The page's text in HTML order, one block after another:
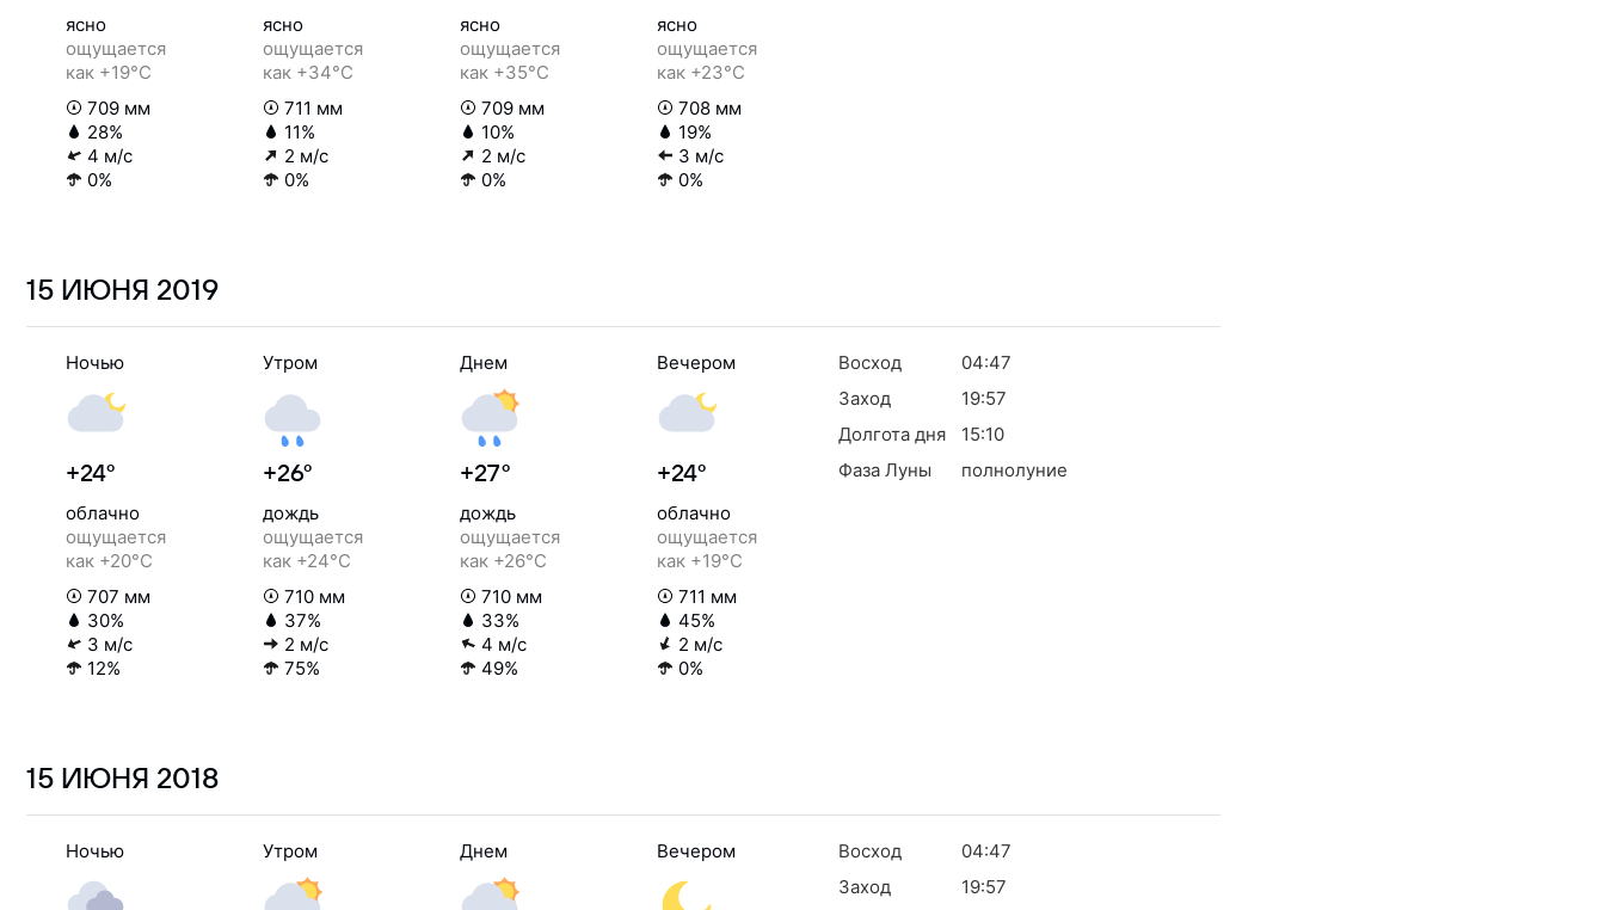
ясно
ощущается
как +19°C
709 мм
28%
4 м/с
0%
ясно
ощущается
как +34°C
711 мм
11%
2 м/с
0%
ясно
ощущается
как +35°C
709 мм
10%
2 м/с
0%
ясно
ощущается
как +23°C
708 мм
19%
3 м/с
0%
15 ИЮНЯ 2019
Ночью
+24°
облачно
ощущается
как +20°C
707 мм
30%
3 м/с
12%
Утром
+26°
дождь
ощущается
как +24°C
710 мм
37%
2 м/с
75%
Днем
+27°
дождь
ощущается
как +26°C
710 мм
33%
4 м/с
49%
Вечером
+24°
облачно
ощущается
как +19°C
711 мм
45%
2 м/с
0%
Восход
04:47
Заход
19:57
Долгота дня
15:10
Фаза Луны
полнолуние
15 ИЮНЯ 2018
Ночью Утром Днем Вечером Восход
04:47
Заход
19:57